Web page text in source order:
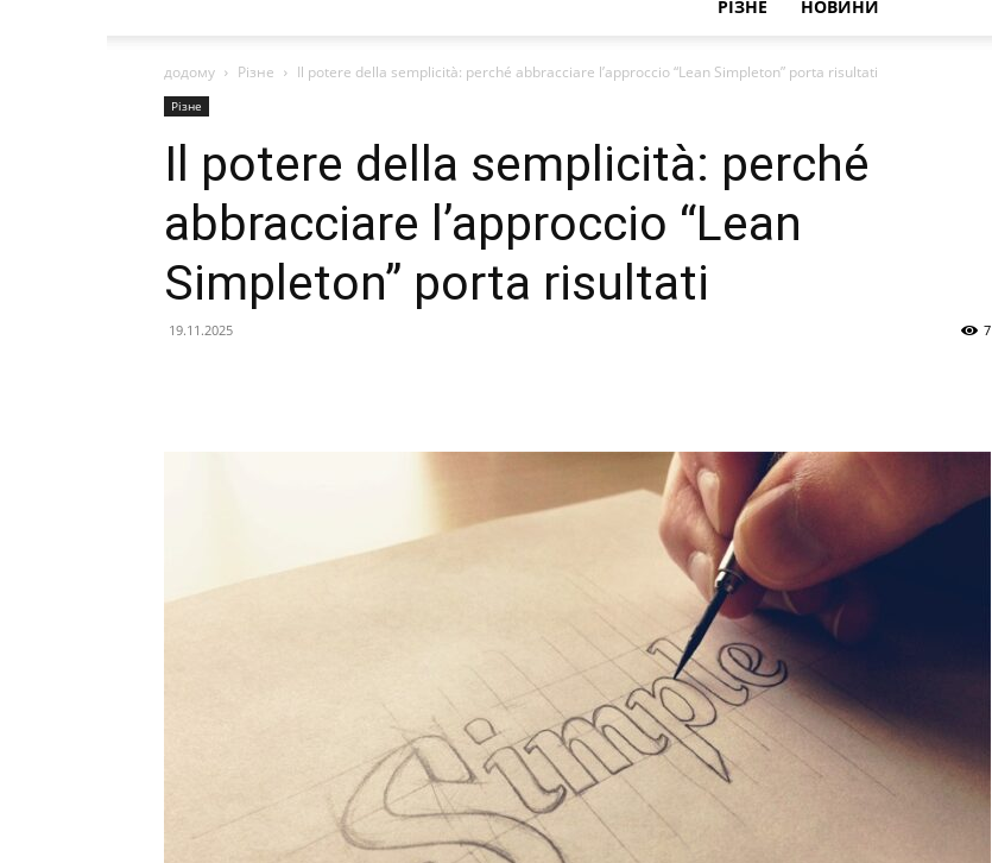
РІЗНЕ НОВИНИ
додому Різне Il potere della semplicità: perché abbracciare l’approccio “Lean Simpleton” porta risultati
Різне
Il potere della semplicità: perché
abbracciare l’approccio “Lean
Simpleton” porta risultati
19.11.2025 7